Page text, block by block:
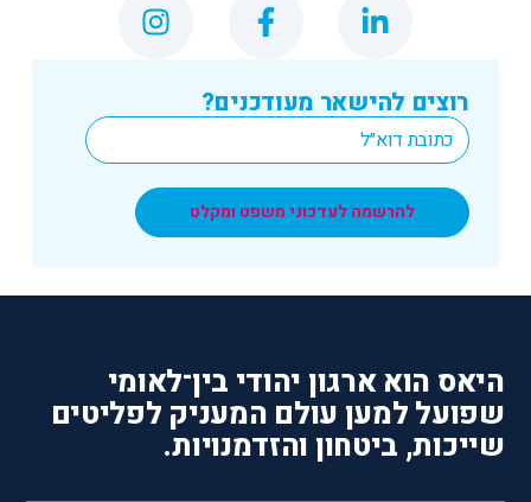
רוצים להישאר מעודכנים?
Email
*
להרשמה לעדכוני משפט ומקלט
היאס הוא ארגון יהודי בין־לאומי
שפועל למען עולם המעניק לפליטים
שייכות, ביטחון והזדמנויות.